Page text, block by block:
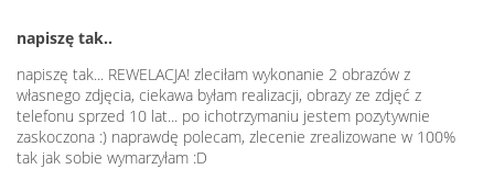
napiszę tak..
napiszę tak... REWELACJA! zleciłam wykonanie 2 obrazów z
własnego zdjęcia, ciekawa byłam realizacji, obrazy ze zdjęć z
telefonu sprzed 10 lat... po ichotrzymaniu jestem pozytywnie
zaskoczona :) naprawdę polecam, zlecenie zrealizowane w 100%
tak jak sobie wymarzyłam :D